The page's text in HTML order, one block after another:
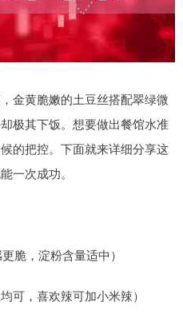
金黄脆嫩的土豆丝搭配翠绿微
极其下饭。想要做出餐馆水准
的把控。下面就来详细分享这
一次成功。
脆，淀粉含量适中）
可，喜欢辣可加小米辣）